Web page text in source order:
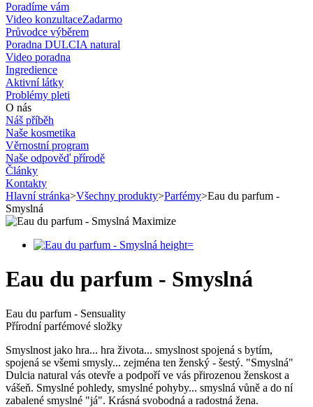
Poradíme vám
Video konzultaceZadarmo
Průvodce výběrem
Poradna DULCIA natural
Video poradna
Ingredience
Aktivní látky
Problémy pleti
O nás
Náš příběh
Naše kosmetika
Věrnostní program
Naše odpověď přírodě
Články
Kontakty
Hlavní stránka>Všechny produkty>Parfémy>Eau du parfum -
Smyslná
Maximize
Eau du parfum - Smyslná
Eau du parfum - Sensuality
Přírodní parfémové složky
Smyslnost jako hra... hra života... smyslnost spojená s bytím,
spojená se všemi smysly... zejména ten ženský - šestý. "Smyslná"
Dulcia natural vás otevře a podpoří ve vás přirozenou ženskost a
vášeň. Smyslné pohledy, smyslné pohyby... smyslná vůně a do ní
zabalené smyslné "já". Krásná svobodná a radostná žena.